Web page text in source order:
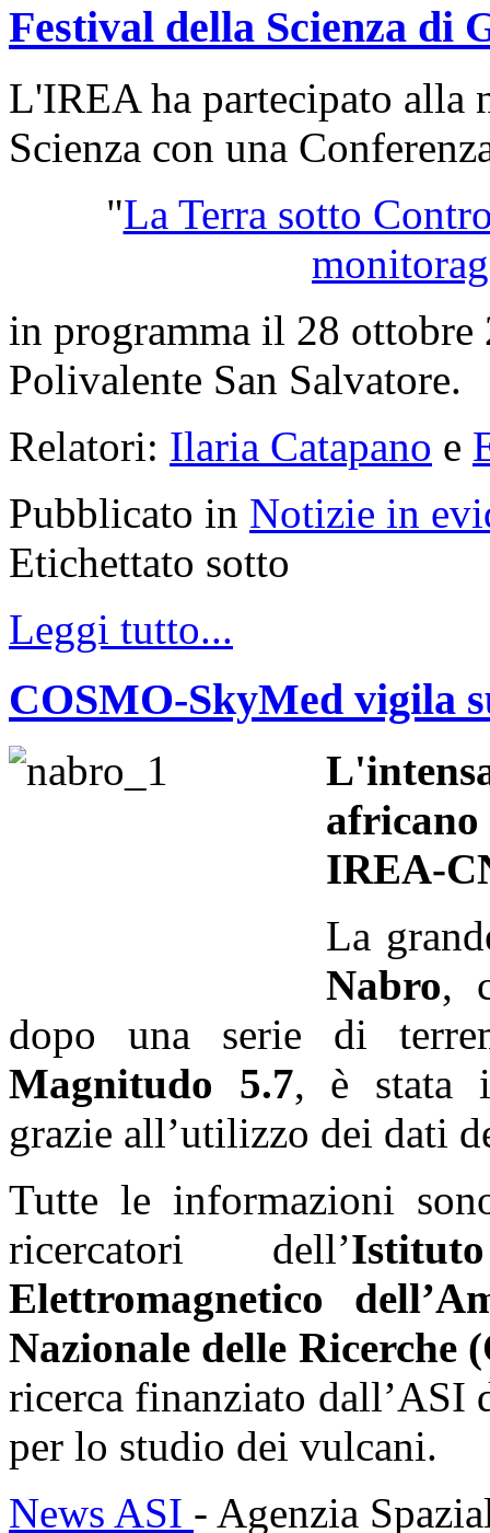
Festival della Scienza di
L'IREA ha partecipato alla
Scienza con una
"La Terra sotto
in programma il 28
Polivalente San Salvatore.
Relatori: Ilaria Catapano e
Pubblicato in Notizie in
Etichettato sotto
Leggi tutto...
COSMO-SkyMed vigila
IREA-
La
Nabro,
dopo una serie di
Magnitudo 5.7, è stata
grazie all’utilizzo dei dati
Tutte le informazioni
ricercatori dell’
Elettromagnetico
Nazionale delle Ricerche
ricerca finanziato
per lo studio dei vulcani.
News ASI - Agenzia